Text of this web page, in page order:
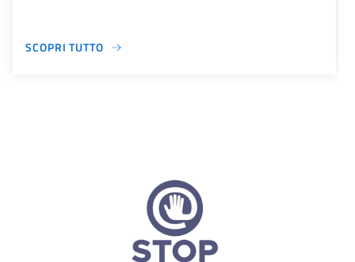
SCOPRI TUTTO